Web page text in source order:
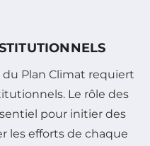
Plan Climat requiert
Le rôle des
pour initier des
les efforts de chaque